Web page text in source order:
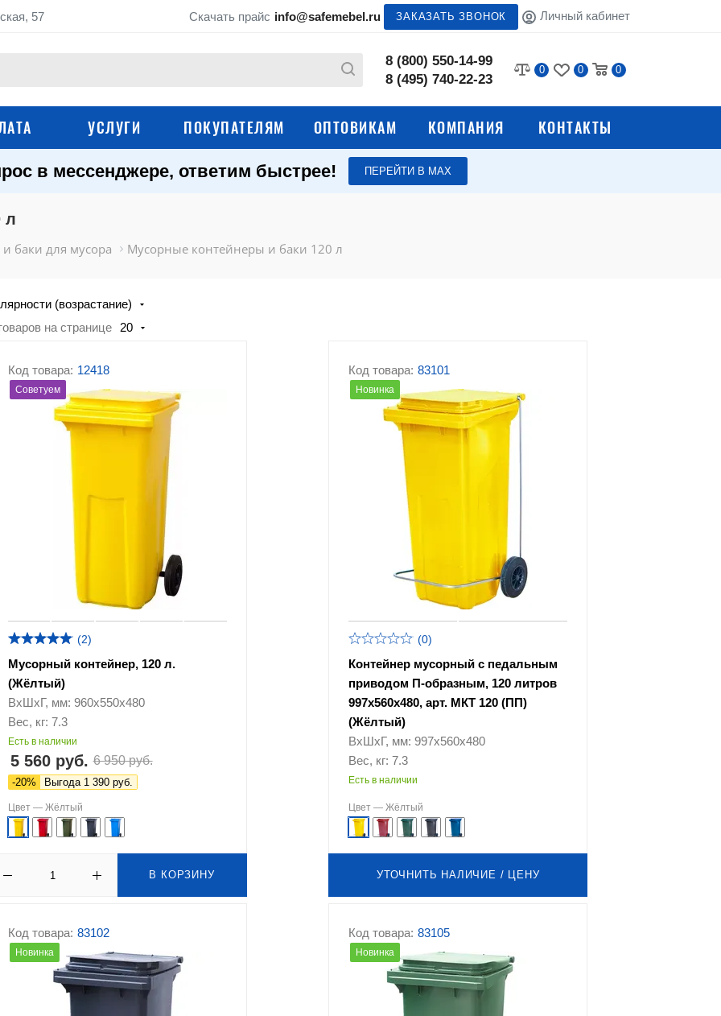
57 Скачать прайс info@safemebel.ru ЗАКАЗАТЬ ЗВОНОК Личный кабинет
8 (800) 550-14-99
8 (495) 740-22-23
0 0 0
Уличные урны
Контейнеры и баки для
Контейнеры для ртутных
ламп
УСЛУГИ ПОКУПАТЕЛЯМ ОПТОВИКАМ КОМПАНИЯ КОНТАКТЫ
в мессенджере, ответим быстрее! ПЕРЕЙТИ В МАХ
л
баки для мусора Мусорные контейнеры и баки 120 л
(возрастание)
на странице 20
Код товара: 12418
Советуем
(2)
Мусорный контейнер, 120 л.
(Жёлтый)
ВхШхГ, мм: 960х550х480
Вес, кг: 7.3
Есть в наличии
5 560 руб. 6 950 руб.
-20% Выгода 1 390 руб.
Цвет — Жёлтый
В КОРЗИНУ
Код товара: 83101
Новинка
(0)
Контейнер мусорный с педальным
приводом П-образным, 120 литров
997х560х480, арт. МКТ 120 (ПП)
(Жёлтый)
ВхШхГ, мм: 997х560х480
Вес, кг: 7.3
Есть в наличии
Цвет —Жёлтый
УТОЧНИТЬ НАЛИЧИЕ / ЦЕНУ
Код товара: 83102
Новинка
Код товара: 83105
Новинка